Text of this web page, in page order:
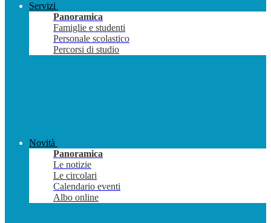
Servizi
Panoramica
Famiglie e studenti
Personale scolastico
Percorsi di studio
Novità
Panoramica
Le notizie
Le circolari
Calendario eventi
Albo online